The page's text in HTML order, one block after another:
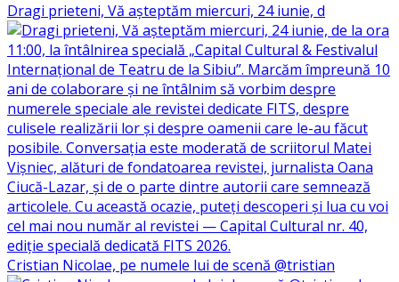
Dragi prieteni, Vă așteptăm miercuri, 24 iunie, d
Cristian Nicolae, pe numele lui de scenă @tristian